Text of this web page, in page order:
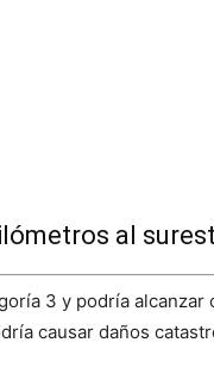
al
3 y podría
causar daños